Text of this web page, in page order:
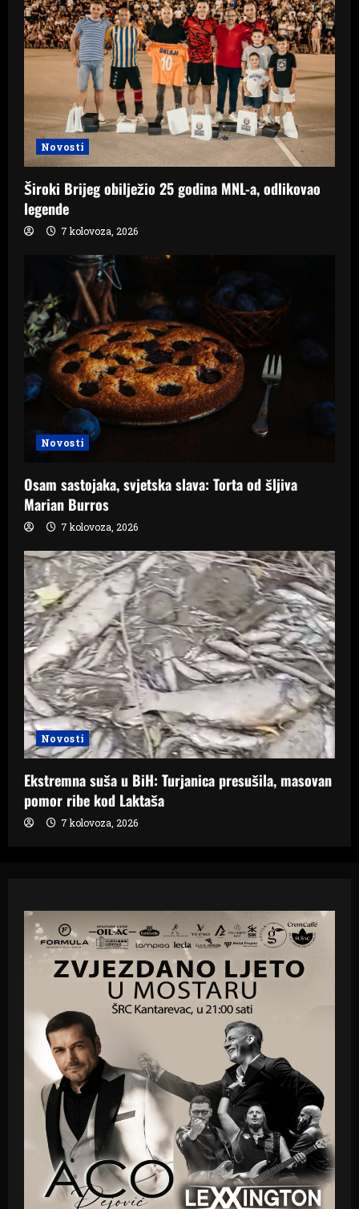
Novosti
Široki Brijeg obilježio 25 godina MNL-a, odlikovao
legende
7 kolovoza, 2026
Novosti
Osam sastojaka, svjetska slava: Torta od šljiva
Marian Burros
7 kolovoza, 2026
Novosti
Ekstremna suša u BiH: Turjanica presušila, masovan
pomor ribe kod Laktaša
7 kolovoza, 2026